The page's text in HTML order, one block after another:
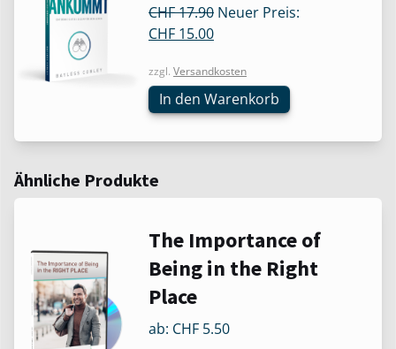
CHF17.90 Ursprünglicher
CHF 17.90
Neuer Preis:
CHF 15.00Aktueller
ist:
CHF 15.00.
zzgl. Versandkosten
In den Warenkorb
Ähnliche Produkte
The Importance of
Being in the Right
Place
ab: CHF 5.50
Dieses
Produkt
weist
mehrere
Varianten